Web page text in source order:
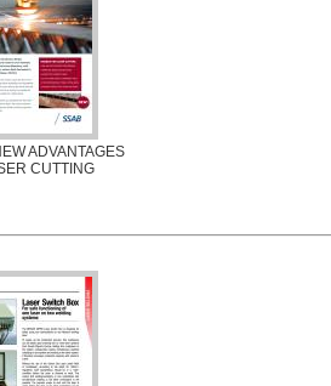
ADVANTAGES
CUTTING